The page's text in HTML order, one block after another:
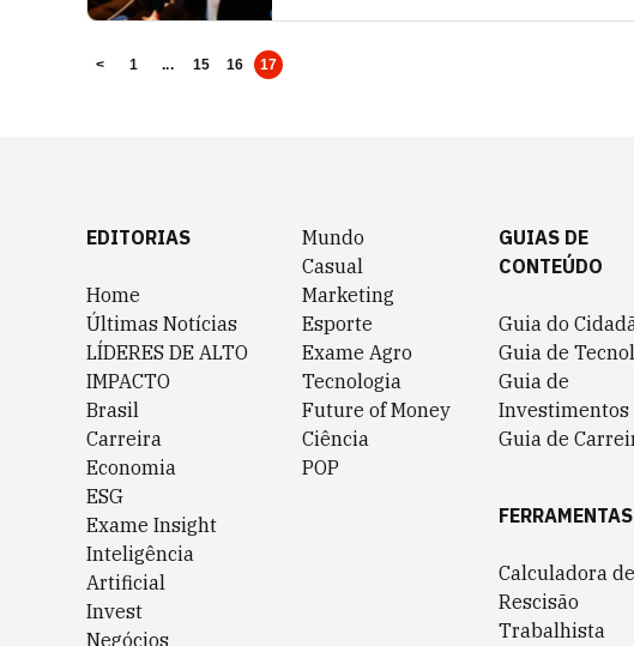
< 1 ... 15 16 17
EDITORIAS
Home
Últimas Notícias
LÍDERES DE ALTO
IMPACTO
Brasil
Carreira
Economia
ESG
Exame Insight
Inteligência
Artificial
Invest
Negócios
Mundo
Casual
Marketing
Esporte
Exame Agro
Tecnologia
Future of Money
Ciência
POP
GUIAS DE
CONTEÚDO
Guia do
Guia de
Guia de
Investimentos
Guia de
FERRAMENTAS
Calculadora de
Rescisão
Trabalhista